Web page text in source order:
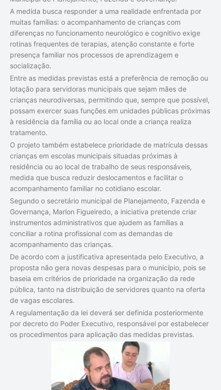
A medida busca responder a uma realidade enfrentada por
muitas famílias: o acompanhamento de crianças com
diferenças no funcionamento neurológico e cognitivo exige
rotinas frequentes de terapias, atenção constante e forte
presença familiar nos processos de aprendizagem e
socialização.
Entre as medidas previstas está a preferência de remoção ou
lotação para servidoras municipais que sejam mães de
crianças neurodiversas, permitindo que, sempre que possível,
possam exercer suas funções em unidades públicas próximas
à residência da família ou ao local onde a criança realiza
tratamento.
O projeto também estabelece prioridade de matrícula dessas
crianças em escolas municipais situadas próximas à
residência ou ao local de trabalho de seus responsáveis,
medida que busca reduzir deslocamentos e facilitar o
acompanhamento familiar no cotidiano escolar.
Segundo o secretário municipal de Planejamento, Fazenda e
Governança, Marlon Figueiredo, a iniciativa pretende criar
instrumentos administrativos que ajudem as famílias a
conciliar a rotina profissional com as demandas de
acompanhamento das crianças.
De acordo com a justificativa apresentada pelo Executivo, a
proposta não gera novas despesas para o município, pois se
baseia em critérios de prioridade na organização da rede
pública, tanto na distribuição de servidores quanto na oferta
de vagas escolares.
A regulamentação da lei deverá ser definida posteriormente
por decreto do Poder Executivo, responsável por estabelecer
os procedimentos para aplicação das medidas previstas.